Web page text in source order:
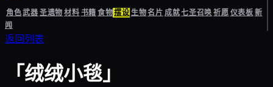
角色武器圣遗物材料书籍食物摆设生物名片成就七圣召唤祈愿仪表板新
闻
返回列表
「绒绒小毯」